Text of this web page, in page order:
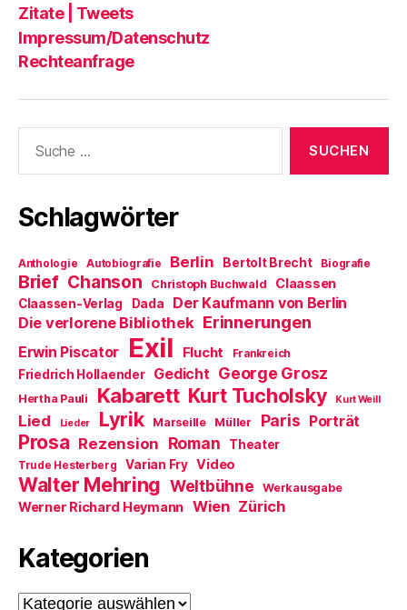
Zitate | Tweets
Impressum/Datenschutz
Rechteanfrage
nach:
Schlagwörter
Anthologie Autobiografie Berlin Bertolt Brecht Biografie
Brief Chanson Christoph Buchwald Claassen
Claassen-Verlag Dada Der Kaufmann von Berlin
Die verlorene Bibliothek Erinnerungen
Erwin Piscator Exil Flucht Frankreich
Friedrich Hollaender Gedicht George Grosz
Hertha Pauli Kabarett Kurt Tucholsky Kurt Weill
Lied Lieder Lyrik Marseille Müller Paris Porträt
Prosa Rezension Roman Theater
Trude Hesterberg Varian Fry Video
Walter Mehring Weltbühne Werkausgabe
Werner Richard Heymann Wien Zürich
Kategorien
Kategorien